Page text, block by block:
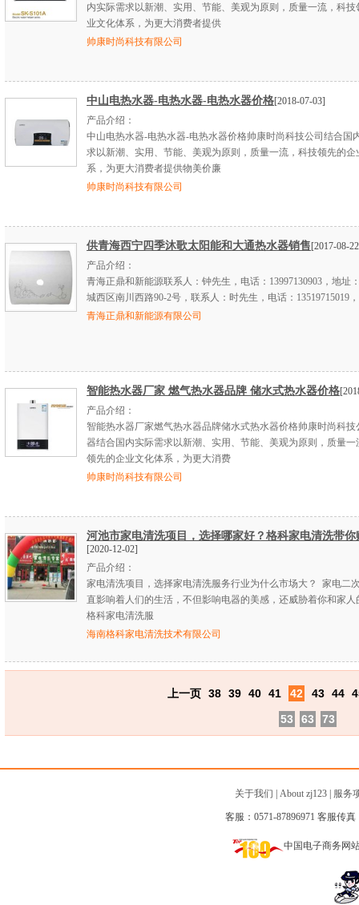
内实际需求以新潮、实用、节能、美观为原则，质量一流，科技
业文化体系，为更大消费者提供
帅康时尚科技有限公司
中山电热水器-电热水器-电热水器价格[2018-07-03]
产品介绍：
中山电热水器-电热水器-电热水器价格帅康时尚科技公司结合国
求以新潮、实用、节能、美观为原则，质量一流，科技领先的企
系，为更大消费者提供物美价廉
帅康时尚科技有限公司
供青海西宁四季沐歌太阳能和大通热水器销售 [2017-08-
产品介绍：
青海正鼎和新能源联系人：钟先生，电话：13997130903，地址
城西区南川西路90-2号，联系人：时先生，电话：13519715019
青海正鼎和新能源有限公司
智能热水器厂家 燃气热水器品牌 储水式热水器价格
产品介绍：
智能热水器厂家燃气热水器品牌储水式热水器价格帅康时尚科技
器结合国内实际需求以新潮、实用、节能、美观为原则，质量一
领先的企业文化体系，为更大消费
帅康时尚科技有限公司
河池市家电清洗项目，选择哪家好？格科家电清洗带你
[2020-12-02]
产品介绍：
家电清洗项目，选择家电清洗服务行业为什么市场大？ 家电二
直影响着人们的生活，不但影响电器的美感，还威胁着你和家人
格科家电清洗服
海南格科家电清洗技术有限公司
上一页 38 39 40 41 42 43 44
53
63 73
关于我们 About zj123| 服务
客服：0571-87896971 客服传真
中国电子商务网